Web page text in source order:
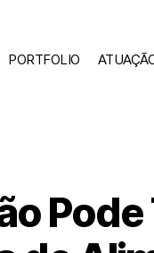
PORTFOLIO